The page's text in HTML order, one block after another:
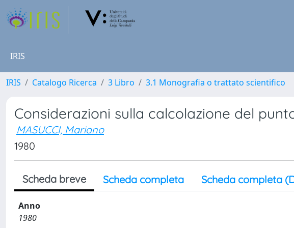
IRIS
IRIS Catalogo Ricerca 3 Libro 3.1 Monografia o trattato scientifico
Considerazioni sulla calcolazione del
MASUCCI, Mariano
1980
Scheda breve Scheda completa Scheda completa
Anno
1980